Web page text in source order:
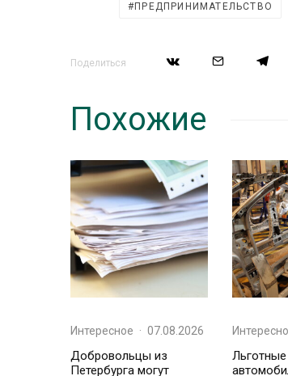
ПРЕДПРИНИМАТЕЛЬСТВО
Поделиться
Похожие
Интересное · 07.08.2026
Добровольцы из
Петербурга могут